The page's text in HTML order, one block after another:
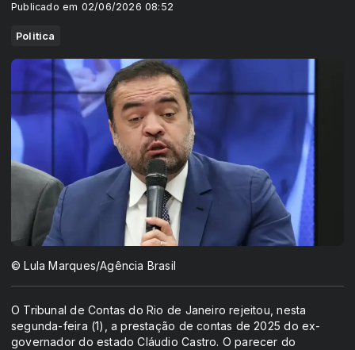
Publicado em 02/06/2026 08:52
Politica
© Lula Marques/Agência Brasil
O Tribunal de Contas do Rio de Janeiro rejeitou, nesta
segunda-feira (1), a prestação de contas de 2025 do ex-
governador do estado Cláudio Castro. O parecer do